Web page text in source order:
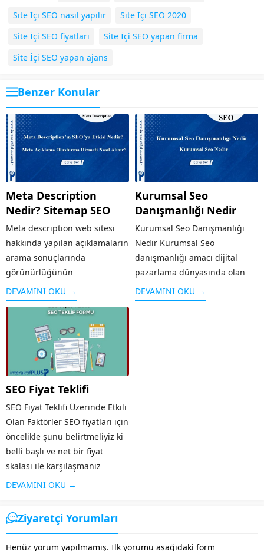
Site İçi SEO nasıl yapılır
Site İçi SEO 2020
Site İçi SEO fiyatları
Site İçi SEO yapan firma
Site İçi SEO yapan ajans
Benzer Konular
Meta Description
Nedir? Sitemap SEO
Meta description web sitesi
hakkında yapılan açıklamaların
arama sonuçlarında
görünürlüğünün
belirlenmesidir. Bu durumda
görünürlük meta tag olarak
belirlenmektedir. Arama
motorlarında web sitelerinizin
trafiğini etkileyen bir durum
olduğu için son dönemlerde
adından bahsettirmeye
başlamıştır. Meta description...
DEVAMINI OKU →
Kurumsal Seo
Danışmanlığı Nedir
Kurumsal Seo Danışmanlığı
Nedir Kurumsal Seo
danışmanlığı amacı dijital
pazarlama dünyasında olan
mevcut web sitelerin ve
markaların içeriği fark
DEVAMINI OKU →
SEO Fiyat Teklifi
SEO Fiyat Teklifi Üzerinde Etkili
Olan Faktörler SEO fiyatları için
öncelikle şunu belirtmeliyiz ki
belli başlı ve net bir fiyat
skalası ile karşılaşmanız
mümkün değil. Her firmadan
alacağınız SEO fiyat teklifi
değişkenlik göstermekle
beraber birbirlerinden...
DEVAMINI OKU →
Ziyaretçi Yorumları
Henüz yorum yapılmamış. İlk yorumu aşağıdaki form